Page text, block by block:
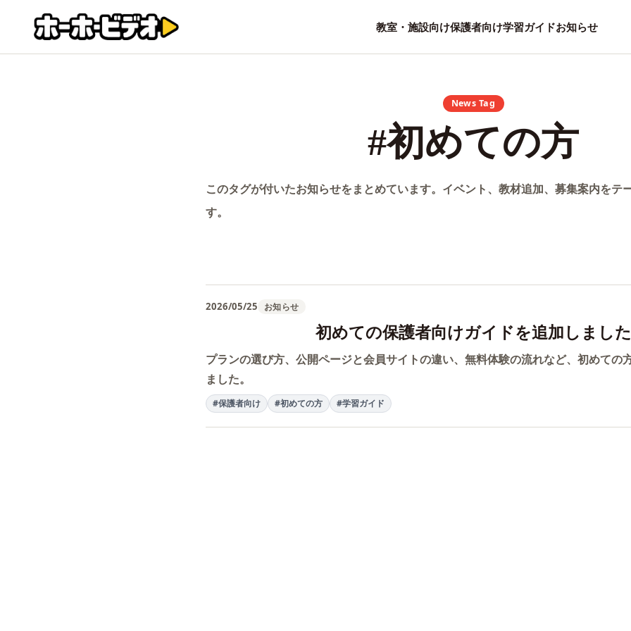
教室・施設向け保護者向け学習ガイドお知らせ
News Tag
#初めての方
このタグが付いたお知らせをまとめています。イベント、教材追加、募集案内をテ
す。
2026/05/25 お知らせ
初めての保護者向けガイドを追加しました
プランの選び方、公開ページと会員サイトの違い、無料体験の流れなど、初めての
ました。
#保護者向け #初めての方 #学習ガイド